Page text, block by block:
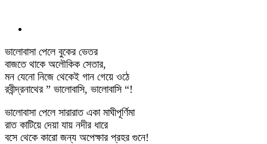
ভালোবাসা পেলে বুকের ভেতর
বাজতে থাকে অলৌকিক সেতার,
মন যেনো নিজে থেকেই গান গেয়ে ওঠে
রবীন্দ্রনাথের ” ভালোবাসি, ভালোবাসি “!
ভালোবাসা পেলে সারারাত একা মাঘীপূর্ণিমা
রাত কাটিয়ে দেয়া যায় নদীর ধারে
বসে থেকে কারো জন্য অপেক্ষার প্রহর গুনে!